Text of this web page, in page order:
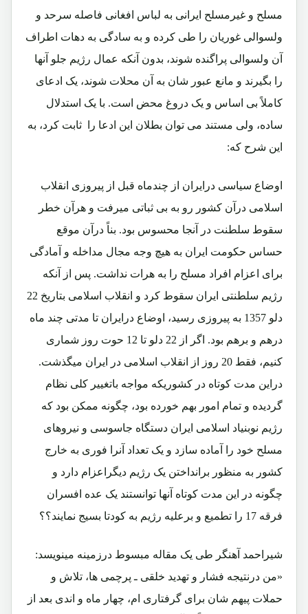
مسلح و غیرمسلح ایرانی به لباس افغانی فاصله سرحد و
ولسوالی غوریان را طی کرده و به سادگی به دهات اطراف
آن ولسوالی پراگنده شوند، بدون آنکه عمال رژیم جلو آنها
را بگیرند و مانع عبور شان به آن محلات شوند، یک ادعای
کاملاً بی اساس و یک دروغ محض است. با یک استدلال
ساده، ولی مستند می توان بطلان این ادعا را ثابت کرد، به
این شرح که:
اوضاع سیاسی درایران از چندماه قبل از پیروزی انقلاب
اسلامی درآن کشور رو به بی ثباتی میرفت و هرآن خطر
سقوط سلطنت در آنجا محسوس بود. بناً درآن موقع
حساس حکومت ایران به هیچ وجه مجال مداخله و آمادگی
برای اعزام افراد مسلح را به هرات نداشت. پس از آنکه
رژیم سلطنتی ایران سقوط کرد و انقلاب اسلامی بتاریخ 22
دلو 1357 به پیروزی رسید، اوضاع درایران تا مدتی چند ماه
درهم و برهم بود. اگر از 22 دلو تا 12 حوت روز شماری
کنیم، فقط 20 روز از انقلاب اسلامی در ایران میگذشت.
دراین مدت کوتاه در کشوریکه مواجه باتغییر کلی نظام
گردیده و تمام امور بهم خورده بود، چگونه ممکن بود که
رژیم نوبنیاد اسلامی ایران دستگاه جاسوسی و نیروهای
مسلح خود را آماده سازد و یک تعداد آنرا فوری به خارج
کشور به منظور برانداختن یک رژیم دیگراعزام دارد و
چگونه در این مدت کوتاه آنها توانستند یک عده افسران
فرقه 17 را تطمیع و برعلیه رژیم به کودتا بسیج نمایند؟؟
شیراحمد آهنگر طی یک مقاله مبسوط درزمینه مینویسد:
«من درنتیجه فشار و تهدید خلقی ـ پرچمی ها، تلاش و
حملات پیهم شان برای گرفتاری ام، چهار ماه و اندی بعد از